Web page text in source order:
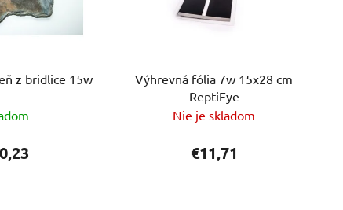
z bridlice 15w
Výhrevná fólia 7w 15x28 cm
ReptiEye
Nie je skladom
€11,71